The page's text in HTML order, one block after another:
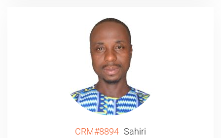
CRM#8894 Sahiri